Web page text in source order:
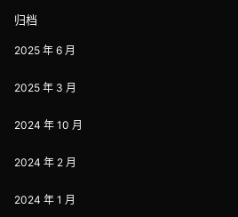
归档
2025 年 6 月
2025 年 3 月
2024 年 10 月
2024 年 2 月
2024 年 1 月